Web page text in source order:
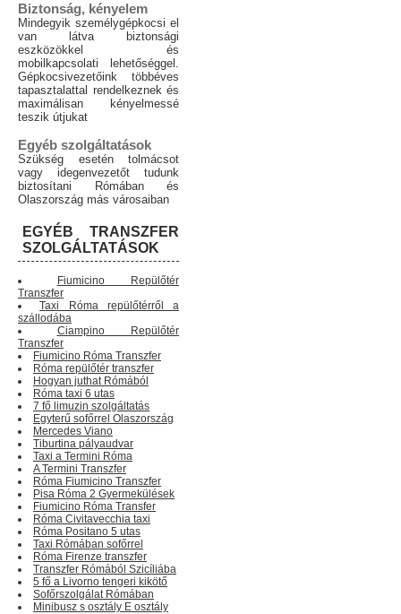
Biztonság, kényelem
Mindegyik személygépkocsi el
van látva biztonsági
eszközökkel és
mobilkapcsolati lehetőséggel.
Gépkocsivezetőink többéves
tapasztalattal rendelkeznek és
maximálisan kényelmessé
teszik útjukat
Egyéb szolgáltatások
Szükség esetén tolmácsot
vagy idegenvezetőt tudunk
biztosítani Rómában és
Olaszország más városaiban
EGYÉB TRANSZFER
SZOLGÁLTATÁSOK
Fiumicino Repülőtér
Transzfer
Taxi Róma repülőtérről a
szállodába
Ciampino Repülőtér
Transzfer
Fiumicino Róma Transzfer
Róma repülőtér transzfer
Hogyan juthat Rómából
Róma taxi 6 utas
7 fő limuzin szolgáltatás
Egyterű sofőrrel Olaszország
Mercedes Viano
Tiburtina pályaudvar
Taxi a Termini Róma
A Termini Transzfer
Róma Fiumicino Transzfer
Pisa Róma 2 Gyermekülések
Fiumicino Róma Transfer
Róma Civitavecchia taxi
Róma Positano 5 utas
Taxi Rómában sofőrrel
Róma Firenze transzfer
Transzfer Rómából Szicíliába
5 fő a Livorno tengeri kikötő
Sofőrszolgálat Rómában
Minibusz s osztály E osztály